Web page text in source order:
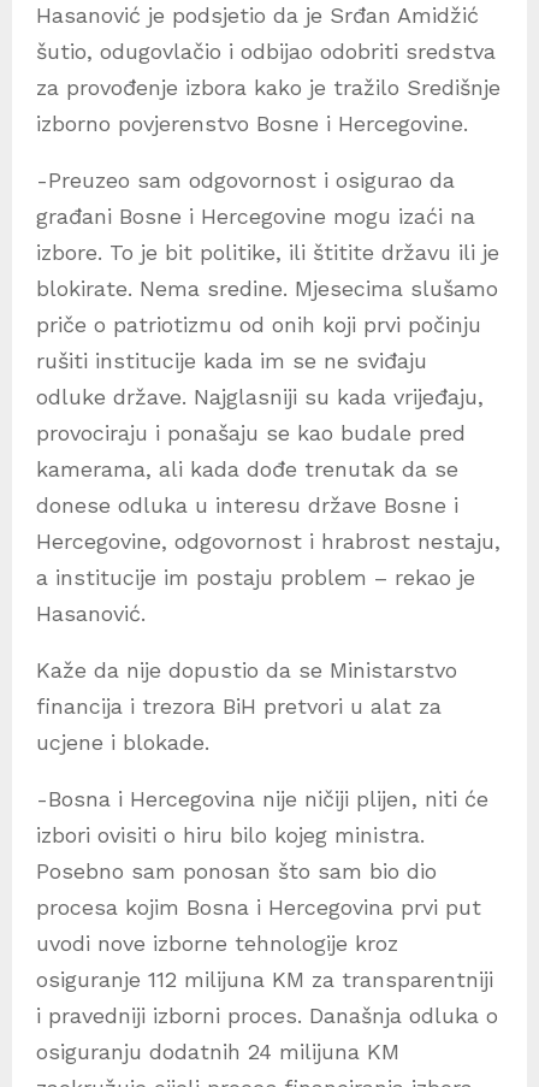
Hasanović je podsjetio da je Srđan Amidžić
šutio, odugovlačio i odbijao odobriti sredstva
za provođenje izbora kako je tražilo Središnje
izborno povjerenstvo Bosne i Hercegovine.
-Preuzeo sam odgovornost i osigurao da
građani Bosne i Hercegovine mogu izaći na
izbore. To je bit politike, ili štitite državu ili je
blokirate. Nema sredine. Mjesecima slušamo
priče o patriotizmu od onih koji prvi počinju
rušiti institucije kada im se ne sviđaju
odluke države. Najglasniji su kada vrijeđaju,
provociraju i ponašaju se kao budale pred
kamerama, ali kada dođe trenutak da se
donese odluka u interesu države Bosne i
Hercegovine, odgovornost i hrabrost nestaju,
a institucije im postaju problem – rekao je
Hasanović.
Kaže da nije dopustio da se Ministarstvo
financija i trezora BiH pretvori u alat za
ucjene i blokade.
-Bosna i Hercegovina nije ničiji plijen, niti će
izbori ovisiti o hiru bilo kojeg ministra.
Posebno sam ponosan što sam bio dio
procesa kojim Bosna i Hercegovina prvi put
uvodi nove izborne tehnologije kroz
osiguranje 112 milijuna KM za transparentniji
i pravedniji izborni proces. Današnja odluka o
osiguranju dodatnih 24 milijuna KM